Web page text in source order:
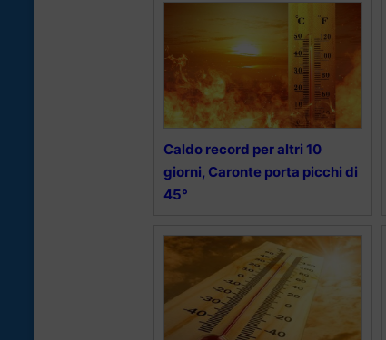
Caldo record per altri 10
giorni, Caronte porta picchi di
45°